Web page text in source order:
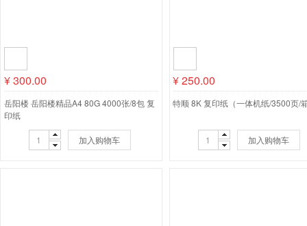
¥300.00
岳阳楼 岳阳楼精品A4 80G 4000张/8包 复
印纸
加入购物车
¥250.00
特顺 8K 复印纸（一体机纸/3500页/
加入购物车